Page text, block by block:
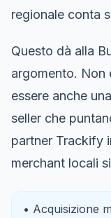
regionale conta
Questo dà alla
argomento. Non
essere anche
seller che
partner Trackify
merchant locali
• Acquisizione